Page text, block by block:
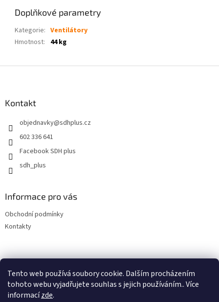
Tento web používá soubory cookie. Dalším procházením
tohoto webu vyjadřujete souhlas s jejich používáním.. Více
informacízde.
Doplňkové parametry
Kategorie: Ventilátory
Hmotnost: 44 kg
Kontakt
objednavky@sdhplus.cz
602 336 641
Facebook SDH plus
sdh_plus
Informace pro vás
Obchodní podmínky
Kontakty